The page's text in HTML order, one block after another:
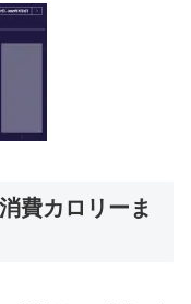
費カロリーま